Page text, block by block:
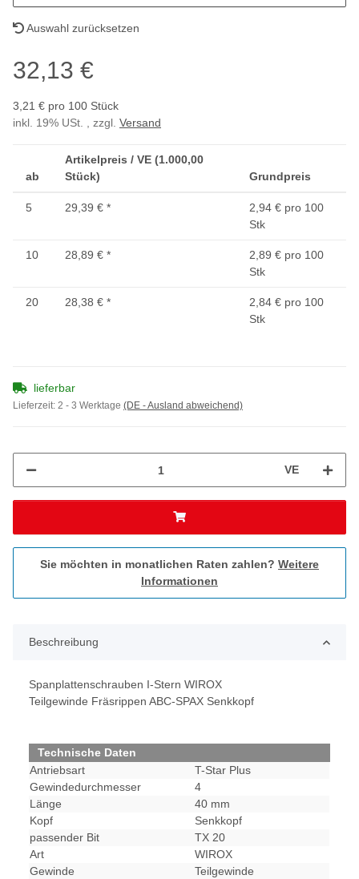
Auswahl zurücksetzen
32,13 €
3,21 € pro 100 Stück
inkl. 19% USt. , zzgl. Versand
ab
Artikelpreis / VE (1.000,00
Stück)
Grundpreis
5 29,39 € *
2,94 € pro 100
Stk
10 28,89 € *
2,89 € pro 100
Stk
20 28,38 € *
2,84 € pro 100
Stk
lieferbar
Lieferzeit: 2 - 3 Werktage (DE - Ausland abweichend)
VE
Sie möchten in monatlichen Raten zahlen? Weitere
Informationen
Beschreibung
Spanplattenschrauben I-Stern WIROX
Teilgewinde Fräsrippen ABC-SPAX Senkkopf
Technische Daten
Antriebsart
T-Star Plus
Gewindedurchmesser
4
Länge
40 mm
Kopf
Senkkopf
passender Bit
TX 20
Art
WIROX
Gewinde
Teilgewinde